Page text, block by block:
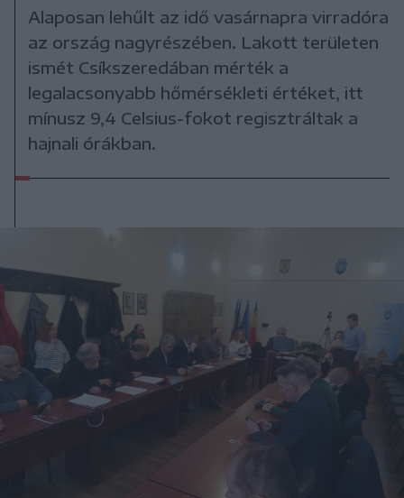
Alaposan lehűlt az idő vasárnapra virradóra
az ország nagyrészében. Lakott területen
ismét Csíkszeredában mérték a
legalacsonyabb hőmérsékleti értéket, itt
mínusz 9,4 Celsius-fokot regisztráltak a
hajnali órákban.